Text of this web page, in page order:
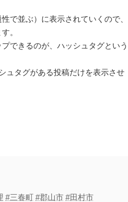
で並ぶ）に表示されていくので、
。
できるのが、ハッシュタグという
ュタグがある投稿だけを表示させ
#三春町 #郡山市 #田村市